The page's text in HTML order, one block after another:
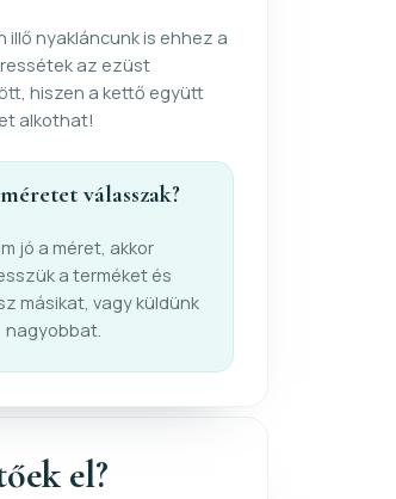
illő nyakláncunk is ehhez a
az ezüst
hiszen a kettő együtt
alkothat!
válasszak?
jó a méret, akkor
a terméket és
másikat, vagy küldünk
nagyobbat.
el?